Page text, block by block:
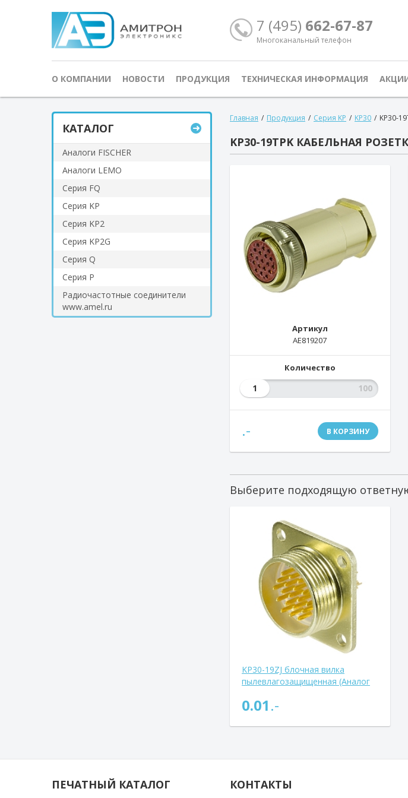
7 (495) 662-67-87
Многоканальный телефон
О КОМПАНИИ НОВОСТИ ПРОДУКЦИЯ ТЕХНИЧЕСКАЯ ИНФОРМАЦИЯ
КАТАЛОГ
Аналоги FISCHER
Аналоги LEMO
Серия FQ
Серия KP
Серия KP2
Серия KP2G
Серия Q
Серия Р
Радиочастотные соединители
www.amel.ru
Главная / Продукция / Серия KP / KP30 / KP30-
KP30-19TPK КАБЕЛЬНАЯ
Артикул
AE819207
Количество
1
.- В КОРЗИНУ
Выберите подходящую
KP30-19ZJ блочная вилка
пылевлагозащищенная (Аналог
0.01.-
ПЕЧАТНЫЙ КАТАЛОГ КОНТАКТЫ